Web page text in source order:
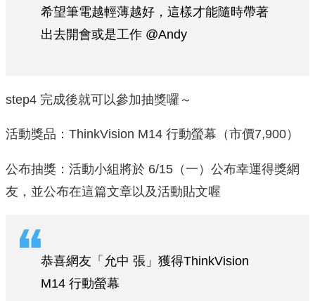
希望筆電越輕薄越好，這樣才能隨時帶著
出去開會或是工作 @Andy
step4 完成後就可以參加抽獎囉～
活動獎品：ThinkVision M14 行動螢幕（市價7,900）
公布抽獎：活動小組將於 6/15（一）公布幸運得獎網
友，並公布在這篇文章以及活動貼文喔
恭喜網友「允中 張」獲得ThinkVision
M14 行動螢幕